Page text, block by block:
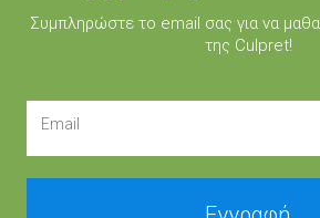
Συμπληρώστε τo email σας για να
της Culpret!
Email